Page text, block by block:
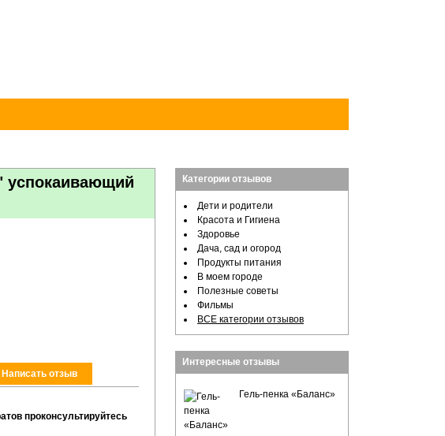
успокаивающий
Написать отзыв
проконсультируйтесь
Категории отзывов
Дети и родители
Красота и Гигиена
Здоровье
Дача, сад и огород
Продукты питания
В моем городе
Полезные советы
Фильмы
ВСЕ категории отзывов
Интересные отзывы
Гель-пенка «Баланс»